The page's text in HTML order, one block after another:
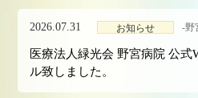
2026.07.31 お知らせ -野
医療法人緑光会 野宮病院 公式
ル致しました。